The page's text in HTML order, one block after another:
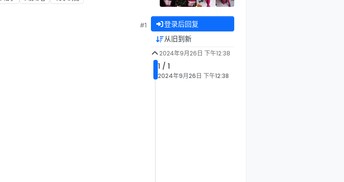
#1 登录后回复
从旧到新
2024年9月26日 下午12:38
1 / 1
2024年9月26日 下午12:38